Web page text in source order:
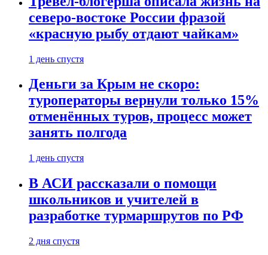
северо-востоке России фразой
«красную рыбу отдают чайкам»
1 день спустя
Деньги за Крым не скоро:
туроператоры вернули только 15%
отменённых туров, процесс может
занять полгода
1 день спустя
В АСИ рассказали о помощи
школьников и учителей в
разработке турмаршрутов по РФ
2 дня спустя